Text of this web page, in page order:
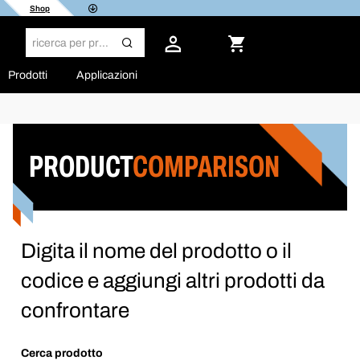
Shop
Prodotti Applicazioni
PRODUCTCOMPARISON
Digita il nome del prodotto o il
codice e aggiungi altri prodotti da
confrontare
Cerca prodotto